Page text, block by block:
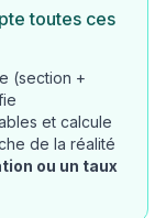
toutes ces
(section +
et calcule
de la réalité
ou un taux